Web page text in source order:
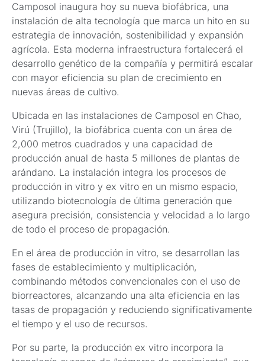
Camposol inaugura hoy su nueva biofábrica, una
instalación de alta tecnología que marca un hito en su
estrategia de innovación, sostenibilidad y expansión
agrícola. Esta moderna infraestructura fortalecerá el
desarrollo genético de la compañía y permitirá escalar
con mayor eficiencia su plan de crecimiento en
nuevas áreas de cultivo.
Ubicada en las instalaciones de Camposol en Chao,
Virú (Trujillo), la biofábrica cuenta con un área de
2,000 metros cuadrados y una capacidad de
producción anual de hasta 5 millones de plantas de
arándano. La instalación integra los procesos de
producción in vitro y ex vitro en un mismo espacio,
utilizando biotecnología de última generación que
asegura precisión, consistencia y velocidad a lo largo
de todo el proceso de propagación.
En el área de producción in vitro, se desarrollan las
fases de establecimiento y multiplicación,
combinando métodos convencionales con el uso de
biorreactores, alcanzando una alta eficiencia en las
tasas de propagación y reduciendo significativamente
el tiempo y el uso de recursos.
Por su parte, la producción ex vitro incorpora la